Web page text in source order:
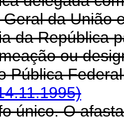
da União
da República
ou
Pública
único. O